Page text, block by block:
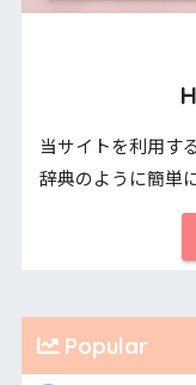
当サイトを利用す
辞典のように簡単
Popular